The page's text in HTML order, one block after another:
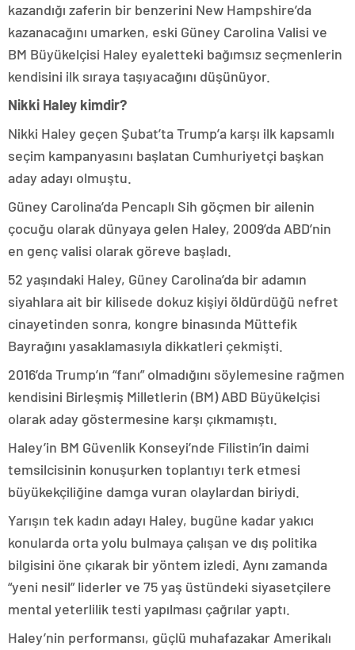
kazandığı zaferin bir benzerini New Hampshire’da
kazanacağını umarken, eski Güney Carolina Valisi ve
BM Büyükelçisi Haley eyaletteki bağımsız seçmenlerin
kendisini ilk sıraya taşıyacağını düşünüyor.
Nikki Haley kimdir?
Nikki Haley geçen Şubat’ta Trump’a karşı ilk kapsamlı
seçim kampanyasını başlatan Cumhuriyetçi başkan
aday adayı olmuştu.
Güney Carolina’da Pencaplı Sih göçmen bir ailenin
çocuğu olarak dünyaya gelen Haley, 2009’da ABD’nin
en genç valisi olarak göreve başladı.
52 yaşındaki Haley, Güney Carolina’da bir adamın
siyahlara ait bir kilisede dokuz kişiyi öldürdüğü nefret
cinayetinden sonra, kongre binasında Müttefik
Bayrağını yasaklamasıyla dikkatleri çekmişti.
2016’da Trump’ın “fanı” olmadığını söylemesine rağmen
kendisini Birleşmiş Milletlerin (BM) ABD Büyükelçisi
olarak aday göstermesine karşı çıkmamıştı.
Haley’in BM Güvenlik Konseyi’nde Filistin’in daimi
temsilcisinin konuşurken toplantıyı terk etmesi
büyükekçiliğine damga vuran olaylardan biriydi.
Yarışın tek kadın adayı Haley, bugüne kadar yakıcı
konularda orta yolu bulmaya çalışan ve dış politika
bilgisini öne çıkarak bir yöntem izledi. Aynı zamanda
“yeni nesil” liderler ve 75 yaş üstündeki siyasetçilere
mental yeterlilik testi yapılması çağrılar yaptı.
Haley’nin performansı, güçlü muhafazakar Amerikalı